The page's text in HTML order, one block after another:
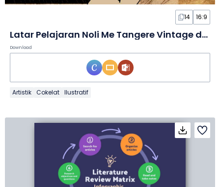
14 16:9
Latar Pelajaran Noli Me Tangere Vintage dalam Slide
Download
Artistik Cokelat Ilustratif